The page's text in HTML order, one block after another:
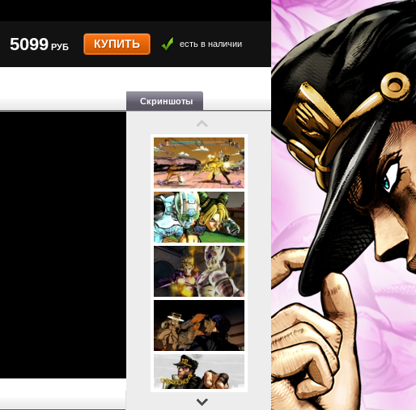
5099 РУБ КУПИТЬ есть в наличии
Скриншоты